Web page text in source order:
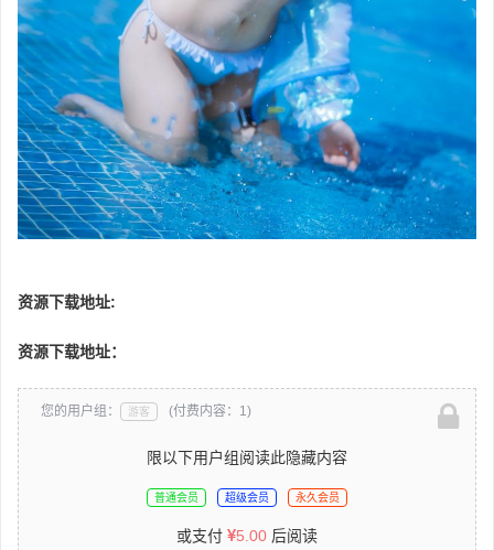
资源下载地址:
资源下载地址：
您的用户组： 游客 (付费内容：1)
限以下用户组阅读此隐藏内容
普通会员 超级会员 永久会员
或支付 5.00 后阅读